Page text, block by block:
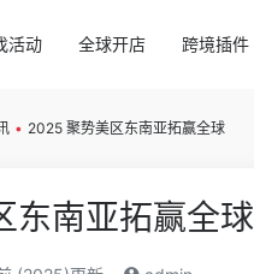
活动 全球开店 跨境插件
• 2025 聚势美区东南亚拓赢全球
东南亚拓赢全球